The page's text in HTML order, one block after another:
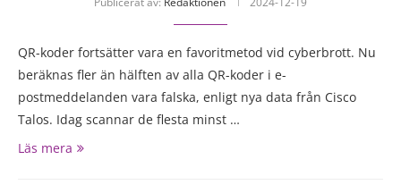
QR-koder fortsätter vara en favoritmetod vid cyberbrott. Nu
beräknas fler än hälften av alla QR-koder i e-
postmeddelanden vara falska, enligt nya data från Cisco
Talos. Idag scannar de flesta minst …
Läs mera